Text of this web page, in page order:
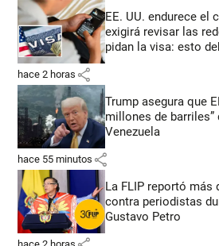
EE. UU. endurece el
exigirá revisar las
pidan la visa: esto
hace 2 horas share
Trump asegura que
millones de barriles”
Venezuela
hace 55 minutos share
La FLIP reportó más
contra periodistas
Gustavo Petro